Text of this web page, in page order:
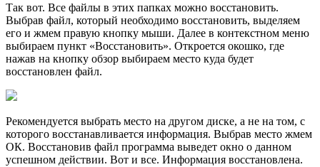
Так вот. Все файлы в этих папках можно восстановить.
Выбрав файл, который необходимо восстановить, выделяем
его и жмем правую кнопку мыши. Далее в контекстном меню
выбираем пункт «Восстановить». Откроется окошко, где
нажав на кнопку обзор выбираем место куда будет
восстановлен файл.
Рекомендуется выбрать место на другом диске, а не на том, с
которого восстанавливается информация. Выбрав место жмем
ОК. Восстановив файл программа выведет окно о данном
успешном действии. Вот и все. Информация восстановлена.